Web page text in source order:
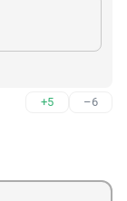
+5 –6